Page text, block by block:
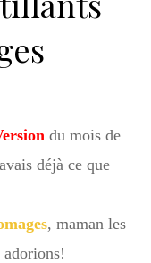
du mois de
déjà ce que
, maman les